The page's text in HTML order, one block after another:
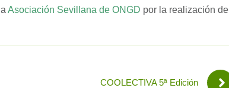
Asociación Sevillana de ONGD por la realización de
COOLECTIVA 5ª Edición